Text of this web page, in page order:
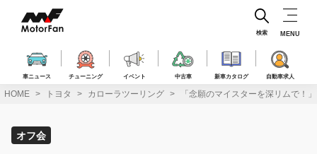
ス
車ニュース チューニング イベント 中古車 新車カタログ 自動車求人
検索 MENU
HOME トヨタ カローラツーリング 「念願のマイスターを深リムで！
オフ会